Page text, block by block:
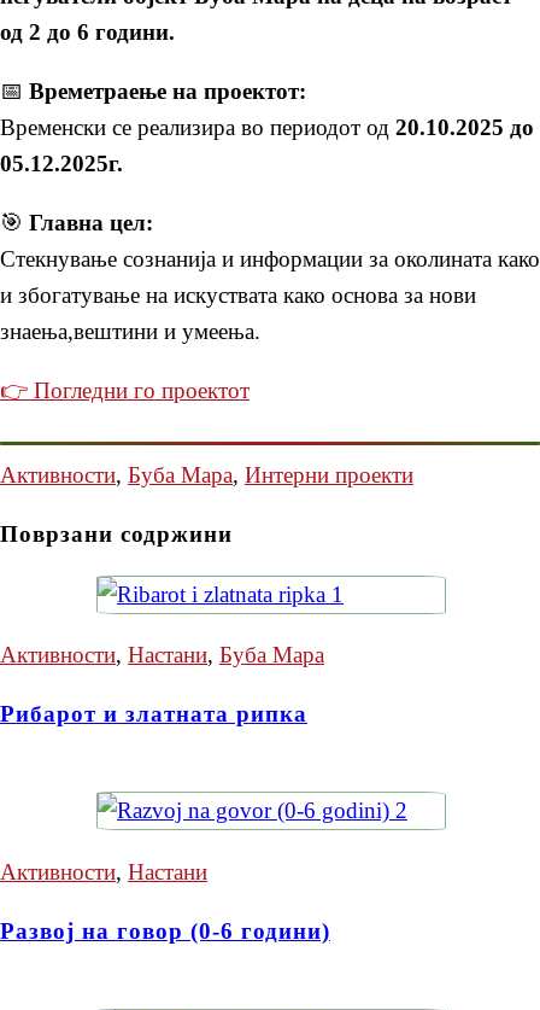
од 2 до 6 години.
📅 Времетраење на проектот:
Временски се реализира во периодот од 20.10.2025 до
05.12.2025г.
🎯 Главна цел:
Стекнување сознанија и информации за околината како
и збогатување на искуствата како основа за нови
знаења,вештини и умеења.
👉 Погледни го проектот
Активности, Буба Мара, Интерни проекти
Поврзани содржини
Активности, Настани, Буба Мара
Рибарот и златната рипка
Активности, Настани
Развој на говор (0-6 години)